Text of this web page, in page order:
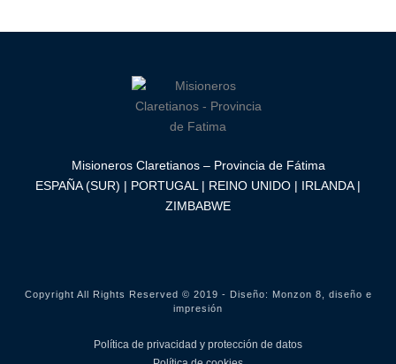
Misioneros Claretianos – Provincia de Fátima
ESPAÑA (SUR) | PORTUGAL | REINO UNIDO | IRLANDA |
ZIMBABWE
Copyright All Rights Reserved © 2019 - Diseño: Monzon 8, diseño e
impresión
Política de privacidad y protección de datos